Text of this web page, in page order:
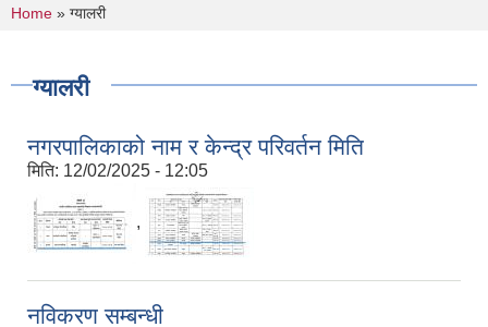
You are here
Home » ग्यालरी
ग्यालरी
नगरपालिकाको नाम र केन्द्र परिवर्तन मिति
मिति: 12/02/2025 - 12:05
,
नविकरण सम्बन्धी